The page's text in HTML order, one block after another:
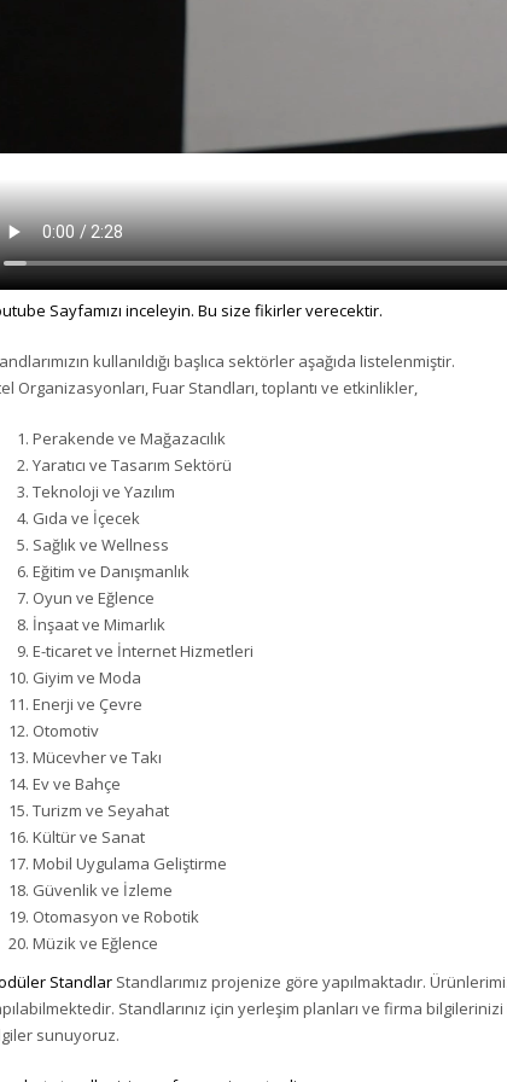
Sayfamızı inceleyin. Bu size fikirler verecektir.
kullanıldığı başlıca sektörler aşağıda listelenmiştir.
Organizasyonları, Fuar Standları, toplantı ve etkinlikler,
Perakende ve Mağazacılık
Yaratıcı ve Tasarım Sektörü
Teknoloji ve Yazılım
Gıda ve İçecek
Sağlık ve Wellness
Eğitim ve Danışmanlık
Oyun ve Eğlence
İnşaat ve Mimarlık
E-ticaret ve İnternet Hizmetleri
Giyim ve Moda
Enerji ve Çevre
Otomotiv
Mücevher ve Takı
Ev ve Bahçe
Turizm ve Seyahat
Kültür ve Sanat
Mobil Uygulama Geliştirme
Güvenlik ve İzleme
Otomasyon ve Robotik
Müzik ve Eğlence
StandlarStandlarımız projenize göre yapılmaktadır.
Standlarınız için yerleşim planları ve firma
sunuyoruz.